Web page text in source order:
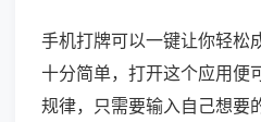
手机打牌可以一键让你轻松
十分简单，打开这个应用便
规律，只需要输入自己想要